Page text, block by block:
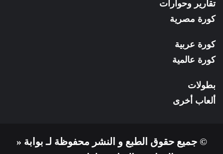
تقارير وحوارات
كورة مصرية
كورة عربية
كورة عالمية
بطولات
ألعاب أخرى
© جميع حقوق الطبع و النشر محفوظة لـ بوابة «